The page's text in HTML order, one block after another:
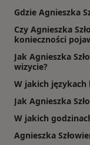
Gdzie Agnieszka
Czy Agnieszka
konieczności
Jak Agnieszka
wizycie?
W jakich językach
Jak Agnieszka
W jakich
Agnieszka